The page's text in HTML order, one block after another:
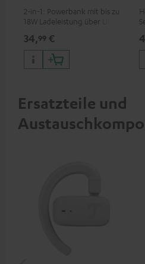
2-in-1: Powerbank mit bis zu
18W Ladeleistung über USB
bis zu 10W Ladestrom
34,99 €
Ersatzteile und